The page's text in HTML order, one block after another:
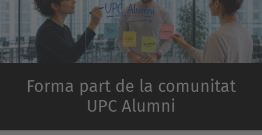
Forma part de la comunitat
UPC Alumni